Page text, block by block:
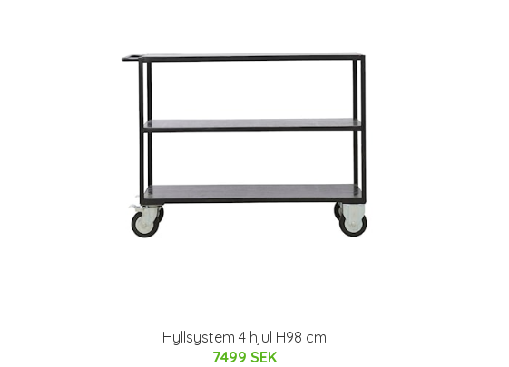
Hyllsystem 4 hjul H98 cm
7499 SEK